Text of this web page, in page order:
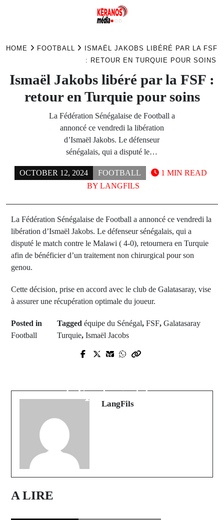
HOME FOOTBALL
ISMAËL JAKOBS LIBÉRÉ PAR LA FSF
: RETOUR EN TURQUIE POUR SOINS
Ismaël Jakobs libéré par la FSF :
retour en Turquie pour soins
La Fédération Sénégalaise de Football a
annoncé ce vendredi la libération
d’Ismaël Jakobs. Le défenseur
sénégalais, qui a disputé le…
OCTOBER 12, 2024
FOOTBALL
BY LANGFILS
1 MIN READ
La Fédération Sénégalaise de Football a annoncé ce vendredi la
libération d’Ismaël Jakobs. Le défenseur sénégalais, qui a
disputé le match contre le Malawi ( 4-0), retournera en Turquie
afin de bénéficier d’un traitement non chirurgical pour son
genou.
Cette décision, prise en accord avec le club de Galatasaray, vise
à assurer une récupération optimale du joueur.
Posted in
Football
Tagged équipe du Sénégal, FSF, Galatasaray
Turquie, Ismaël Jacobs
Prev Post
à la Une des quotidiens
Next Post
𝐘𝐞́𝐫𝐢𝐦 𝐒𝐞𝐜𝐤)
LangFils
A LIRE